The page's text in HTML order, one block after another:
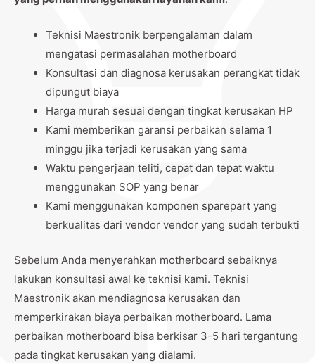
Teknisi Maestronik berpengalaman dalam
mengatasi permasalahan motherboard
Konsultasi dan diagnosa kerusakan perangkat tidak
dipungut biaya
Harga murah sesuai dengan tingkat kerusakan HP
Kami memberikan garansi perbaikan selama 1
minggu jika terjadi kerusakan yang sama
Waktu pengerjaan teliti, cepat dan tepat waktu
menggunakan SOP yang benar
Kami menggunakan komponen sparepart yang
berkualitas dari vendor vendor yang sudah terbukti
Sebelum Anda menyerahkan motherboard sebaiknya
lakukan konsultasi awal ke teknisi kami. Teknisi
Maestronik akan mendiagnosa kerusakan dan
memperkirakan biaya perbaikan motherboard. Lama
perbaikan motherboard bisa berkisar 3-5 hari tergantung
pada tingkat kerusakan yang dialami.